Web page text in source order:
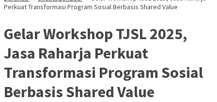
Perkuat Transformasi Program Sosial Berbasis Shared Value
Gelar Workshop TJSL 2025,
Jasa Raharja Perkuat
Transformasi Program Sosial
Berbasis Shared Value